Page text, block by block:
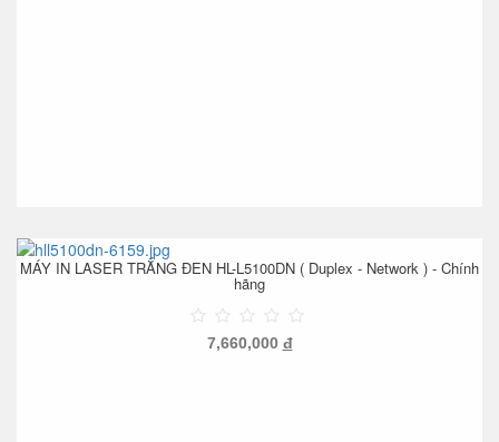
MÁY IN LASER TRẮNG ĐEN HL-L5100DN ( Duplex - Network ) - Chính
hãng
7,660,000 đ